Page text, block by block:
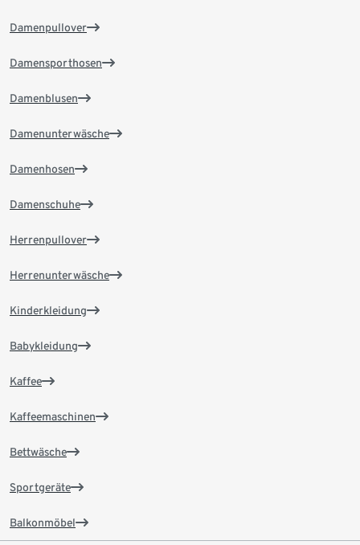
Damenpullover
Damensporthosen
Damenblusen
Damenunterwäsche
Damenhosen
Damenschuhe
Herrenpullover
Herrenunterwäsche
Kinderkleidung
Babykleidung
Kaffee
Kaffeemaschinen
Bettwäsche
Sportgeräte
Balkonmöbel